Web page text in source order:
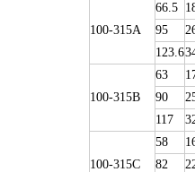
100-315A
66.5
95
123.6
100-315B
63
90
117
100-315C
58
82